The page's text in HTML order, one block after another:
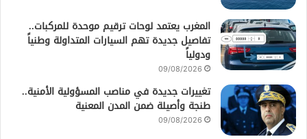
المغرب يعتمد لوحات ترقيم موحدة للمركبات..
تفاصيل جديدة تهم السيارات المتداولة وطنياً
ودولياً
09/08/2026
تغييرات جديدة في مناصب المسؤولية الأمنية..
طنجة وأصيلة ضمن المدن المعنية
09/08/2026